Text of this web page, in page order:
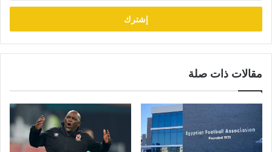
الإلكتروني
مقالات ذات صلة